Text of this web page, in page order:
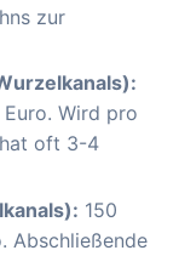
zur
Wird pro
hat oft 3-4
150
Abschließende